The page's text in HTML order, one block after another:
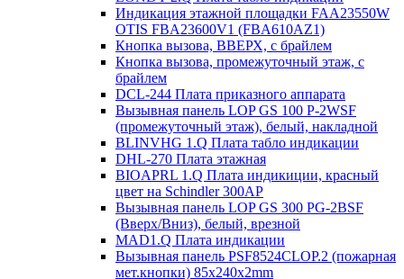
Индикация этажной площадки FAA23550W
OTIS FBA23600V1 (FBA610AZ1)
Кнопка вызова, ВВЕРХ, с брайлем
Кнопка вызова, промежуточный этаж, с
брайлем
DCL-244 Плата приказного аппарата
Вызывная панель LOP GS 100 P-2WSF
(промежуточный этаж), белый, накладной
BLINVHG 1.Q Плата табло индикации
DHL-270 Плата этажная
BIOAPRL 1.Q Плата индикиции, красный
цвет на Schindler 300AP
Вызывная панель LOP GS 300 PG-2BSF
(Вверх/Вниз), белый, врезной
MAD1.Q Плата индикации
Вызывная панель PSF8524CLOP.2 (пожарная
мет.кнопки) 85х240х2mm